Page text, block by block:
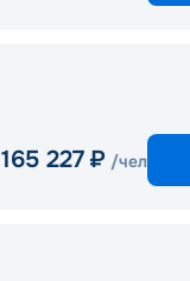
165 227 ₽ /чел